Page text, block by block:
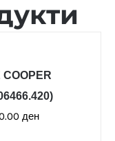
COOPER
ден